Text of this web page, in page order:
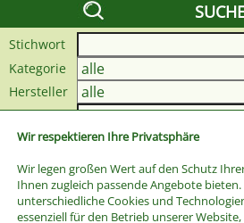
Wir respektieren Ihre Privatsphäre
Wir legen großen Wert auf den Schutz
Ihnen zugleich passende Angebote
unterschiedliche Cookies und
essenziell für den Betrieb unserer
Stichwort
Kategorie
Hersteller
Preis bis